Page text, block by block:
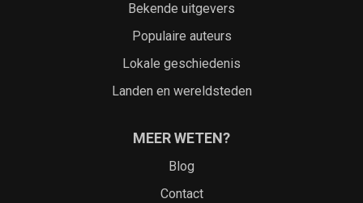
Bekende uitgevers
Populaire auteurs
Lokale geschiedenis
Landen en wereldsteden
MEER WETEN?
Blog
Contact